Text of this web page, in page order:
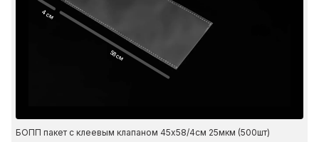
4 см
58 см
БОПП пакет с клеевым клапаном 45х58/4см 25мкм (500шт)